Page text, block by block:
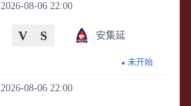
2026-08-06 22:00
V S 安集延
未开始
2026-08-06 22:00